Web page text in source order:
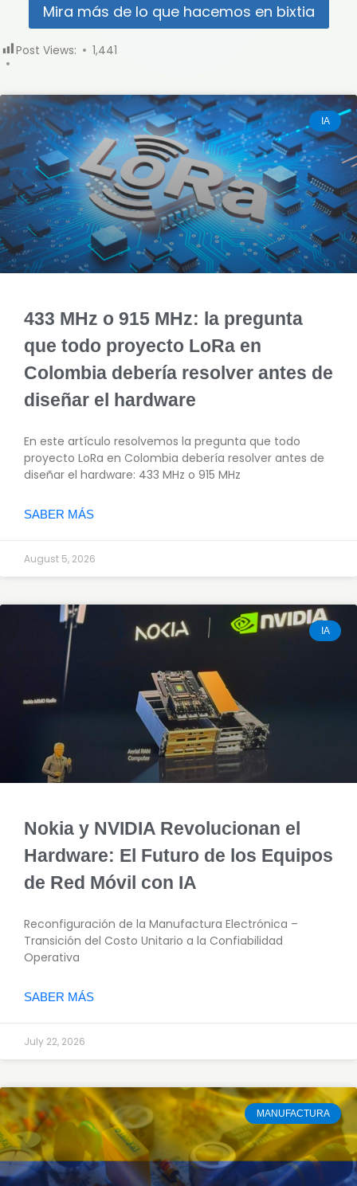
Mira más de lo que hacemos en bixtia
Post Views: 1,441
IA
433 MHz o 915 MHz: la pregunta
que todo proyecto LoRa en
Colombia debería resolver antes de
diseñar el hardware
En este artículo resolvemos la pregunta que todo
proyecto LoRa en Colombia debería resolver antes de
diseñar el hardware: 433 MHz o 915 MHz
SABER MÁS
August 5, 2026
IA
Nokia y NVIDIA Revolucionan el
Hardware: El Futuro de los Equipos
de Red Móvil con IA
Reconfiguración de la Manufactura Electrónica –
Transición del Costo Unitario a la Confiabilidad
Operativa
SABER MÁS
July 22, 2026
MANUFACTURA